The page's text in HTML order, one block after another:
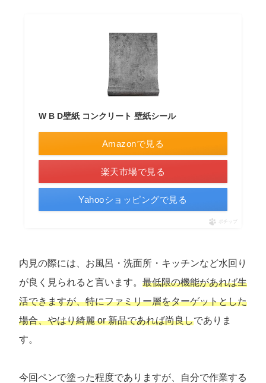
W B D壁紙 コンクリート 壁紙シール
Amazonで見る
楽天市場で見る
Yahooショッピングで見る
ポチップ
内見の際には、お風呂・洗面所・キッチンなど水回り
が良く見られると言います。 最低限の機能があれば生
活できますが、特にファミリー層をターゲットとした
場合、やはり綺麗 or 新品であれば尚良しでありま
す。
今回ペンで塗った程度でありますが、自分で作業する